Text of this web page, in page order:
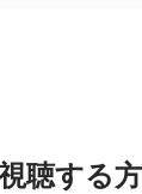
聴する